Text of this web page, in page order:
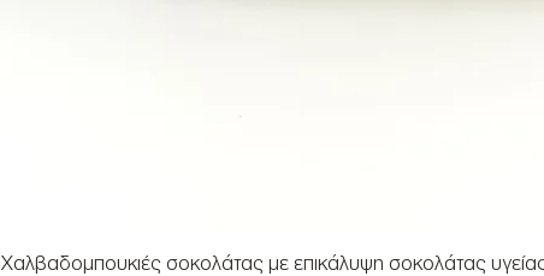
Χαλβαδομπουκιές σοκολάτας με επικάλυψη σοκολάτας